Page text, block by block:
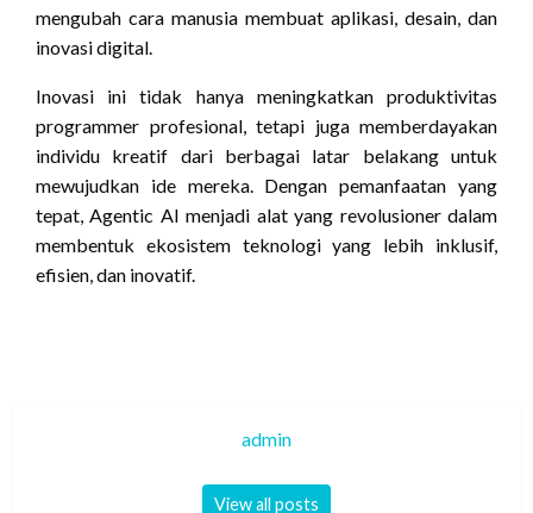
mengubah cara manusia membuat aplikasi, desain, dan
inovasi digital.
Inovasi ini tidak hanya meningkatkan produktivitas
programmer profesional, tetapi juga memberdayakan
individu kreatif dari berbagai latar belakang untuk
mewujudkan ide mereka. Dengan pemanfaatan yang
tepat, Agentic AI menjadi alat yang revolusioner dalam
membentuk ekosistem teknologi yang lebih inklusif,
efisien, dan inovatif.
admin
View all posts